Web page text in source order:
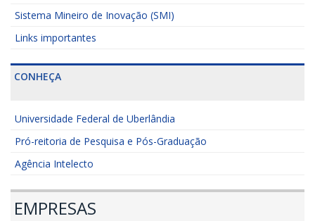
Sistema Mineiro de Inovação (SMI)
Links importantes
CONHEÇA
Universidade Federal de Uberlândia
Pró-reitoria de Pesquisa e Pós-Graduação
Agência Intelecto
EMPRESAS